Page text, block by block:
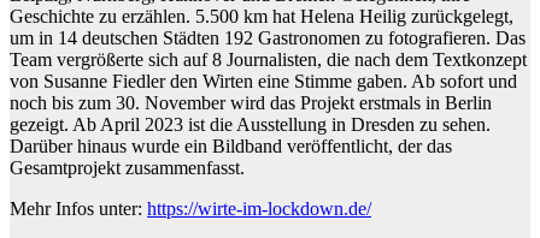
Geschichte zu erzählen. 5.500 km hat Helena Heilig zurückgelegt,
um in 14 deutschen Städten 192 Gastronomen zu fotografieren. Das
Team vergrößerte sich auf 8 Journalisten, die nach dem Textkonzept
von Susanne Fiedler den Wirten eine Stimme gaben. Ab sofort und
noch bis zum 30. November wird das Projekt erstmals in Berlin
gezeigt. Ab April 2023 ist die Ausstellung in Dresden zu sehen.
Darüber hinaus wurde ein Bildband veröffentlicht, der das
Gesamtprojekt zusammenfasst.
Mehr Infos unter: https://wirte-im-lockdown.de/